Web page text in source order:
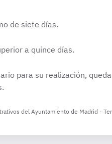
de siete días.
a quince días.
para su realización,
del Ayuntamiento de Madrid -